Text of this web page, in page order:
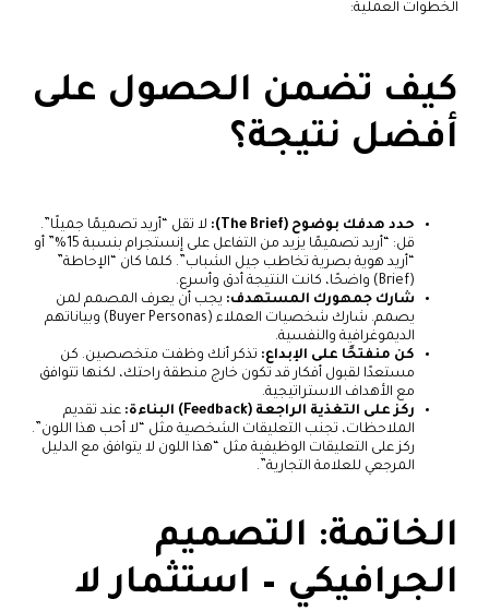
الخطوات العملية:
كيف تضمن الحصول على
أفضل نتيجة؟
حدد هدفك بوضوح (The Brief):
لا تقل “أريد تصميمًا جميلًا”.
قل: “أريد تصميمًا يزيد من التفاعل على إنستجرام بنسبة 15%” أو
“أريد هوية بصرية تخاطب جيل الشباب”. كلما كان “الإحاطة”
(Brief) واضحًا، كانت النتيجة أدق وأسرع.
شارك جمهورك المستهدف: يجب أن يعرف المصمم لمن
يصمم. شارك شخصيات العملاء (Buyer Personas) وبياناتهم
الديموغرافية والنفسية.
كن منفتحًا على الإبداع: تذكر أنك وظفت متخصصين. كن
مستعدًا لقبول أفكار قد تكون خارج منطقة راحتك، لكنها تتوافق
مع الأهداف الاستراتيجية.
ركز على التغذية الراجعة (Feedback) البناءة:
عند تقديم
الملاحظات، تجنب التعليقات الشخصية مثل “لا أحب هذا اللون”.
ركز على التعليقات الوظيفية مثل “هذا اللون لا يتوافق مع الدليل
المرجعي للعلامة التجارية”.
الخاتمة: التصميم
الجرافيكي – استثمار لا